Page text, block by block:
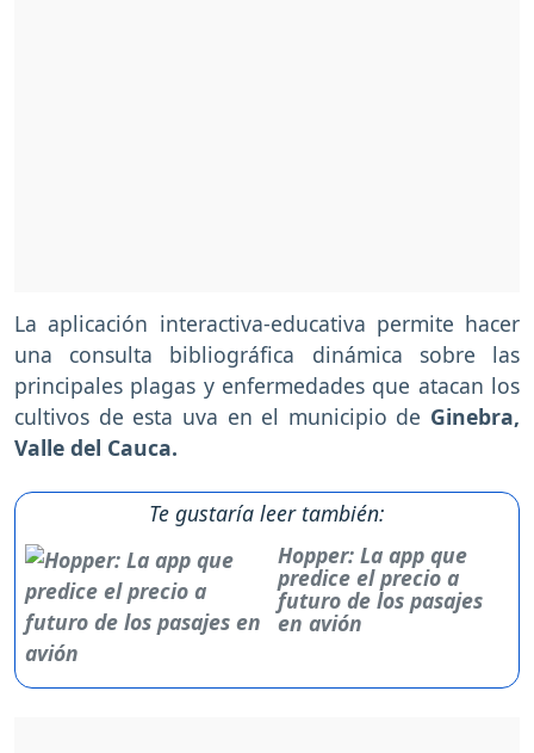
La aplicación interactiva-educativa permite hacer
una consulta bibliográfica dinámica sobre las
principales plagas y enfermedades que atacan los
cultivos de esta uva en el municipio de Ginebra,
Valle del Cauca.
Te gustaría leer también:
Hopper: La app que
predice el precio a
futuro de los pasajes
en avión